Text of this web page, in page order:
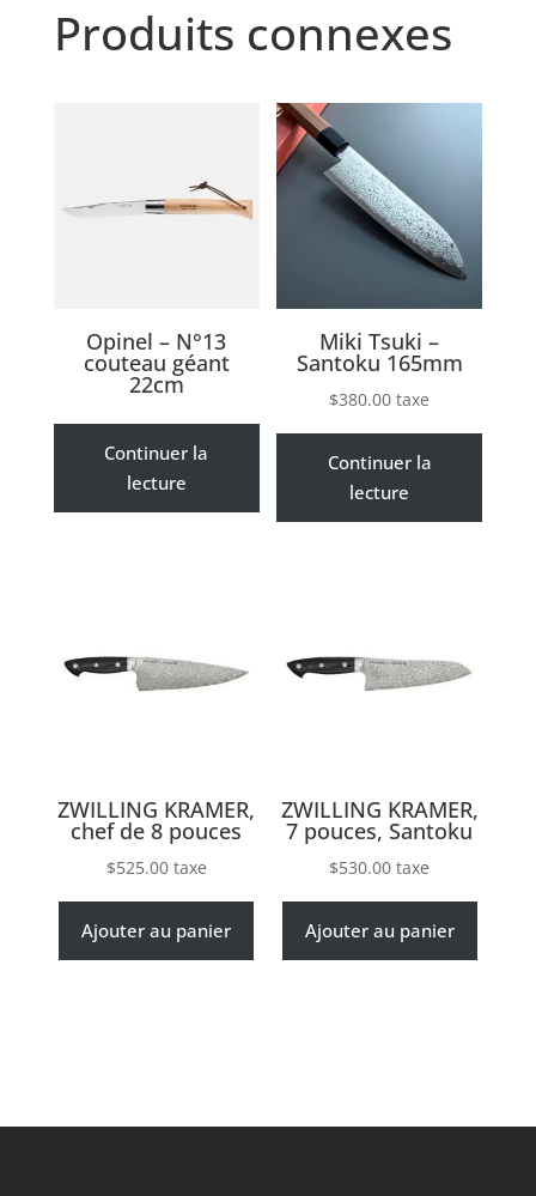
Produits connexes
Opinel – N°13
couteau géant
22cm
Continuer la
lecture
Miki Tsuki –
Santoku 165mm
$380.00 taxe
Continuer la
lecture
ZWILLING KRAMER,
chef de 8 pouces
$525.00 taxe
Ajouter au panier
ZWILLING KRAMER,
7 pouces, Santoku
$530.00 taxe
Ajouter au panier